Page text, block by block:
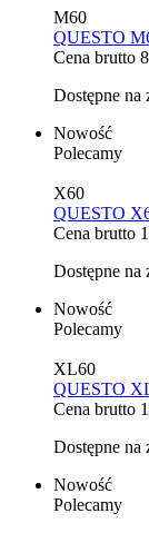
M60
QUESTO
Cena brutto
Dostępne na
Nowość
Polecamy
X60
QUESTO
Cena brutto
Dostępne na
Nowość
Polecamy
XL60
QUESTO
Cena brutto
Dostępne na
Nowość
Polecamy